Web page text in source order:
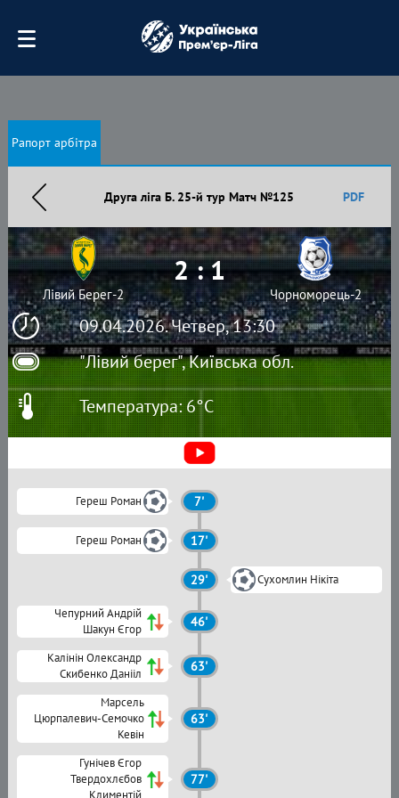
Рапорт арбітра
Друга ліга Б. 25-й тур Матч №125 PDF
09.04.2026. Четвер, 13:30
"Лівий берег", Київська обл.
Лівий Берег-2
2 : 1
Чорноморець-2
Температура: 6°C
Гереш Роман 7'
Гереш Роман 17'
29' Сухомлин Нікіта
Чепурний Андрій
Шакун Єгор
46'
Калінін Олександр
Скибенко Данііл
63'
Марсель
Цюрпалевич-Семочко
Кевін
63'
Гунічев Єгор
Твердохлєбов
Климентій
77'